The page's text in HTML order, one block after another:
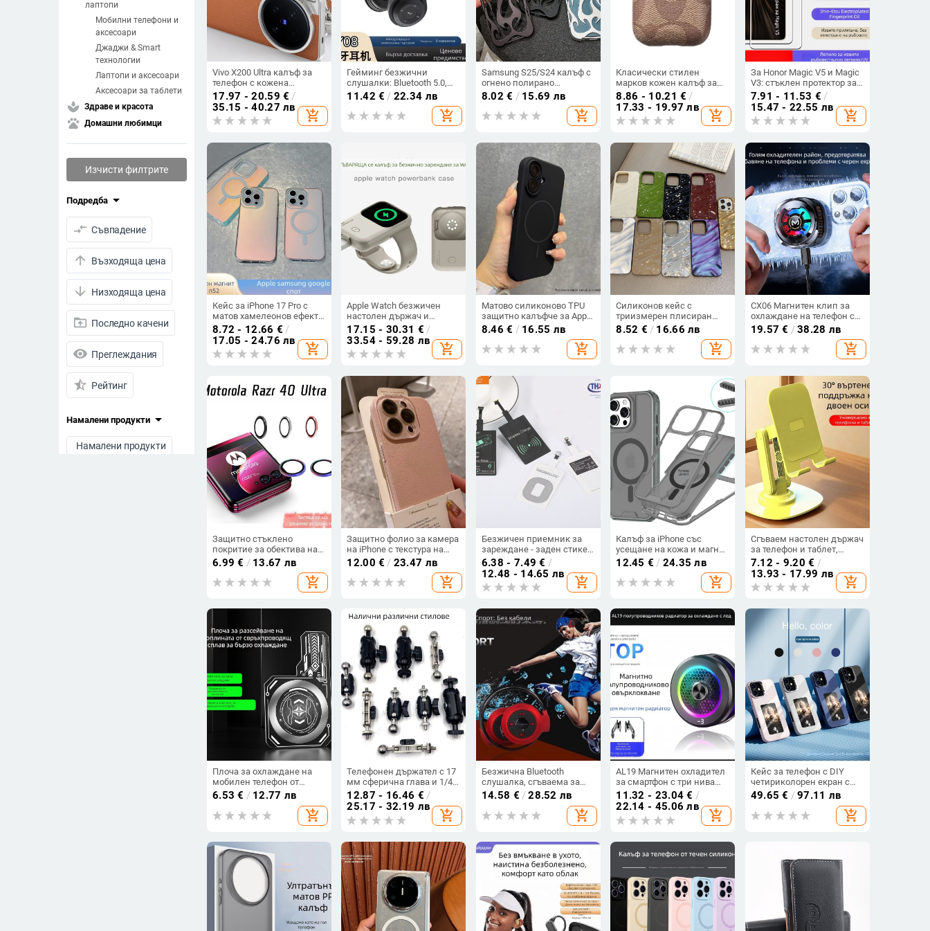
лаптопи
Мобилни телефони и
аксесоари
Джаджи & Smart
технологии
Лаптопи и аксесоари
Аксесоари за таблети
spa Здраве и красота
pets Домашни любимци
Изчисти филтрите
Подредба arrow_drop_down
compare_arrows Съвпадение
arrow_upward Възходяща цена
arrow_downward Низходяща цена
drive_folder_upload Последно качени
visibility Преглеждания
star_half Рейтинг
Намалени продукти arrow_drop_down
Намалени продукти
Vivo X200 Ultra калъф за
телефон с кожена
текстура и стил на
камера, удароустойчив
X200S/X200 Pro
17.97 - 20.59 € /
35.15 - 40.27 лв
add_shopping_cart
Гейминг безжични
слушалки: Bluetooth 5.0,
обхват 5 м, стерео звук с
шумопотискане, мулти-
точкова връзка, живот на
11.42 € / 22.34 лв
add_shopping_cart
Samsung S25/S24 калъф с
огнено полирано
покритие и прорезен
дизайн, съвместим с
A26/A36/A56 и A54/A55
8.02 € / 15.69 лв
add_shopping_cart
Класически стилен
марков кожен калъф за
AirPods Pro 2, защита
срещу падане и
закачалка
8.86 - 10.21 € /
17.33 - 19.97 лв
add_shopping_cart
За Honor Magic V5 и Magic
V3: стъклен протектор за
дисплей с пълно
залепване, UV защита, HD,
anti-peep
7.91 - 11.53 € /
15.47 - 22.55 лв
add_shopping_cart
Кейс за iPhone 17 Pro с
матов хамелеонов ефект
и променящ се цвят,
MagSafe магнитен
8.72 - 12.66 € /
17.05 - 24.76 лв
add_shopping_cart
Apple Watch безжичен
настолен държач и
зарядно от Red Electric
Technology — 41 g,
хартиена кутия,
съвместим с Apple Watch
17.15 - 30.31 € /
33.54 - 59.28 лв
add_shopping_cart
Матово силиконово TPU
защитно калъфче за Apple
iPhone XR, защита срещу
изпускане, цветове: бял,
розов, жълт, лилав, син,
8.46 € / 16.55 лв
add_shopping_cart
Силиконов кейс с
триизмерен плисиран
модел за iPhone 16 Pro
Max и iPhone 15/14/13 –
мек, висококачествен
8.52 € / 16.66 лв
add_shopping_cart
CX06 Магнитен клип за
охлаждане на телефон с
цифров дисплей, 15W
полупроводниково
охлаждане, USB-C, 146 g,
охлаждаща плоча от ABS
19.57 € /38.28 лв
add_shopping_cart
Защитно стъклено
покритие за обектива на
задна камера Motorola 40
Ultra – пълно покритие,
HD яснота, анти
6.99 € / 13.67 лв
add_shopping_cart
Защитно фолио за камера
на iPhone с текстура на
личи, силикон, матово
покритие, против
изпускане, съвместимо с
12.00 € / 23.47 лв
add_shopping_cart
Безжичен приемник за
зареждане - заден стикер
за мобилни телефони,
10W макс, QC3.0, Type-
C/Android/iPhone
съвместимост, магнитно
дисплей, FCC
сертифициран
6.38 - 7.49 € /
12.48 - 14.65 лв
add_shopping_cart
Калъф за iPhone със
усещане на кожа и магнит
— матово покритие,
защита от изпускане
12.45 € / 24.35 лв
add_shopping_cart
Сгъваем настолен държач
за телефон и таблет,
пластмасова
конструкция, сгъваем
дизайн, държач за
мобилен телефон и
7.12 - 9.20 € /
13.93 - 17.99 лв
add_shopping_cart
Плоча за охлаждане на
мобилен телефон от
алуминиева сплав,
магнитно прикрепяща се,
за многократно
6.53 € / 12.77 лв
add_shopping_cart
Телефонен държател с 17
мм сферична глава и 1/4-
инчов монтаж за гимбал
— универсален адаптер за
колела
12.87 - 16.46 € /
25.17 - 32.19 лв
add_shopping_cart
Безжична Bluetooth
слушалка, сгъваема за
глава, стерео, обхват 10 м,
Bluetooth 4.0, живот на
батерията 0–4 ч
14.58 € /28.52 лв
add_shopping_cart
AL19 Магнитен охладител
за смартфон с три нива
регулиране, 15W, Type-C
интерфейс, цифров
дисплей, тих режим
11.32 - 23.04 € /
22.14 - 45.06 лв
add_shopping_cart
Кейс за телефон с DIY
четириколорен екран с
мастило и AI проекция на
екрана, TPU,
персонализируем,
удароустойчив, анти
49.65 € /97.11 лв
add_shopping_cart